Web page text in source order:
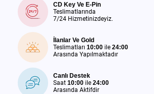
CD Key Ve E-Pin
Teslimatlarında
7/24 Hizmetinizdeyiz.
İlanlar Ve Gold
Teslimatları 10:00 ile 24:00
Arasında Yapılmaktadır
Canlı Destek
Saat 10:00 ile 24:00
Arasında Aktifdir